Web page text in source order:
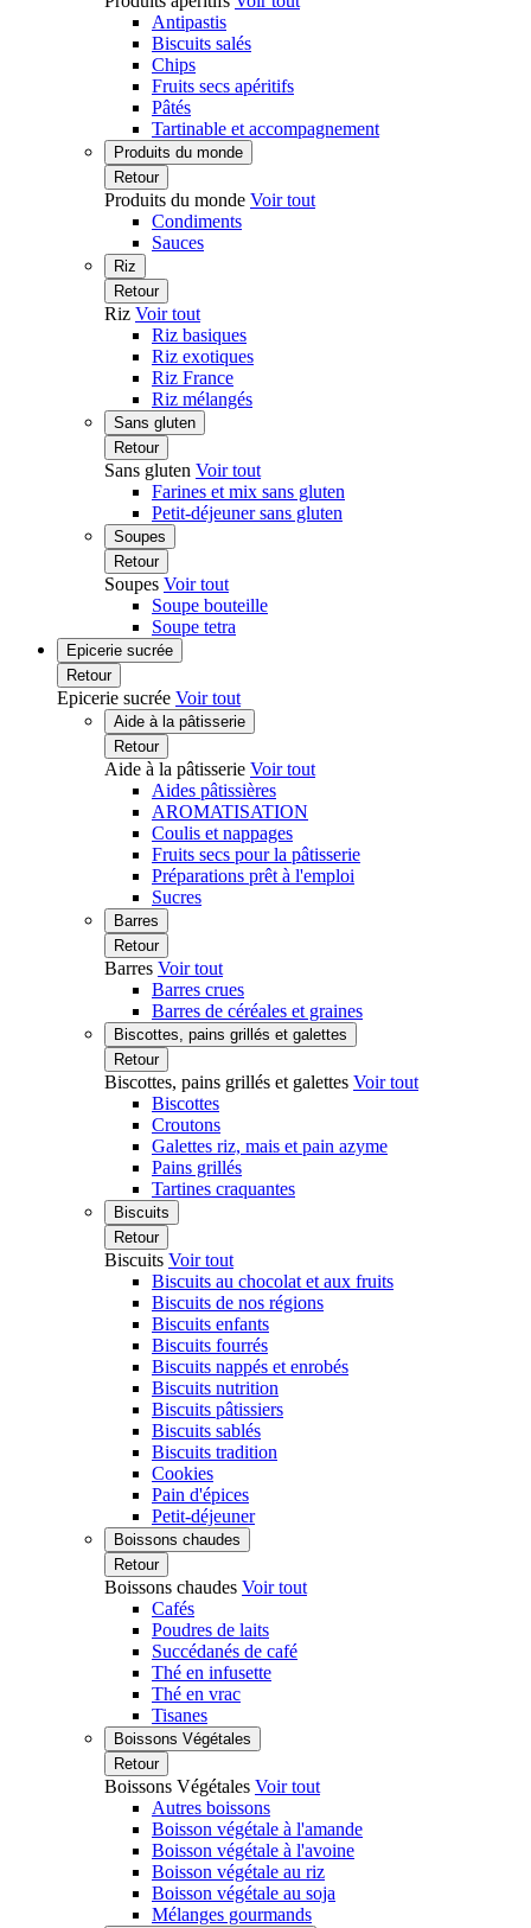
Antipastis
Biscuits salés
Chips
Fruits secs apéritifs
Pâtés
Tartinable et accompagnement
Produits du monde
Retour
Produits du monde Voir tout
Condiments
Sauces
Riz
Retour
Riz Voir tout
Riz basiques
Riz exotiques
Riz France
Riz mélangés
Sans gluten
Retour
Sans gluten Voir tout
Farines et mix sans gluten
Petit-déjeuner sans gluten
Soupes
Retour
Soupes Voir tout
Soupe bouteille
Soupe tetra
Epicerie sucrée
Retour
Epicerie sucrée Voir tout
Aide à la pâtisserie
Retour
Aide à la pâtisserie Voir tout
Aides pâtissières
AROMATISATION
Coulis et nappages
Fruits secs pour la pâtisserie
Préparations prêt à l'emploi
Sucres
Barres
Retour
Barres Voir tout
Barres crues
Barres de céréales et graines
Biscottes, pains grillés et galettes
Retour
Biscottes, pains grillés et galettes Voir tout
Biscottes
Croutons
Galettes riz, mais et pain azyme
Pains grillés
Tartines craquantes
Biscuits
Retour
Biscuits Voir tout
Biscuits au chocolat et aux fruits
Biscuits de nos régions
Biscuits enfants
Biscuits fourrés
Biscuits nappés et enrobés
Biscuits nutrition
Biscuits pâtissiers
Biscuits sablés
Biscuits tradition
Cookies
Pain d'épices
Petit-déjeuner
Boissons chaudes
Retour
Boissons chaudes Voir tout
Cafés
Poudres de laits
Succédanés de café
Thé en infusette
Thé en vrac
Tisanes
Boissons Végétales
Retour
Boissons Végétales Voir tout
Autres boissons
Boisson végétale à l'amande
Boisson végétale à l'avoine
Boisson végétale au riz
Boisson végétale au soja
Mélanges gourmands